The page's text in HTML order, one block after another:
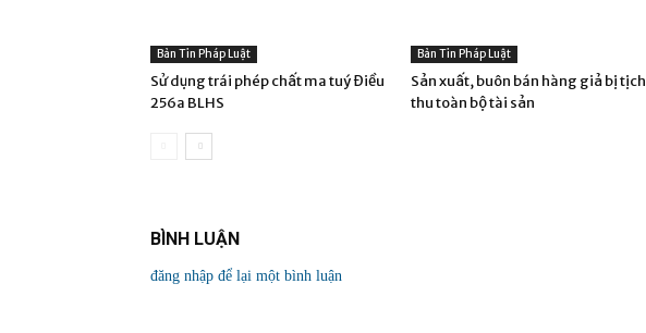
Bản Tin Pháp Luật
Sử dụng trái phép chất ma tuý Điều
256a BLHS
Bản Tin Pháp Luật
Sản xuất, buôn bán hàng giả bị tịch
thu toàn bộ tài sản
BÌNH LUẬN
đăng nhập để lại một bình luận